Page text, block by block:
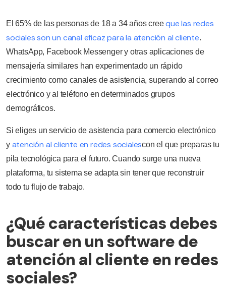
El 65% de las personas de 18 a 34 años cree que las redes
sociales son un canal eficaz para la atención al cliente.
WhatsApp, Facebook Messenger y otras aplicaciones de
mensajería similares han experimentado un rápido
crecimiento como canales de asistencia, superando al correo
electrónico y al teléfono en determinados grupos
demográficos.
Si eliges un servicio de asistencia para comercio electrónico
y atención al cliente en redes socialescon el que preparas tu
pila tecnológica para el futuro. Cuando surge una nueva
plataforma, tu sistema se adapta sin tener que reconstruir
todo tu flujo de trabajo.
¿Qué características debes
buscar en un software de
atención al cliente en redes
sociales?